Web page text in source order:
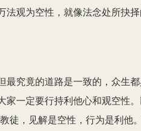
观为空性，就像法念处所抉
究竟的道路是一致的，众生
一定要行持利他心和观空性
徒，见解是空性，行为是利他